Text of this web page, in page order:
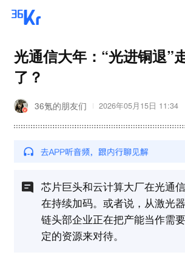
光通信大年：“光进铜退”
了？
36氪的朋友们 2026年05月15日 11:34
芯片巨头和云计算大厂在光通
在持续加码。或者说，从激光
链头部企业正在把产能当作需
定的资源来对待。